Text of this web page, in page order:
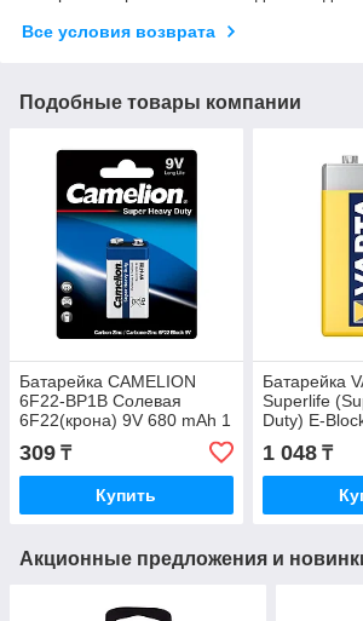
Все условия возврата
Подобные товары компании
Батарейка CAMELION
6F22-BP1B Солевая
6F22(крона) 9V 680 mAh 1
шт. Блистер
309 ₸
Купить
Батарейка
Superlife
Duty) E-
1 048₸
Акционные предложения и